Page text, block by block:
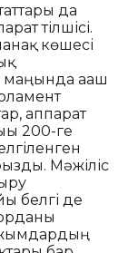
да
тілшісі.
көшесі
ағаш
аппарат
200-ге
Мәжіліс
белгі де